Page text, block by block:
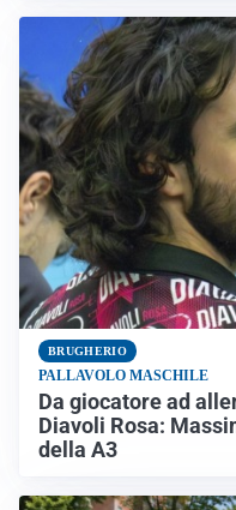
BRUGHERIO
PALLAVOLO MASCHILE
Da giocatore ad
Diavoli Rosa:
della A3